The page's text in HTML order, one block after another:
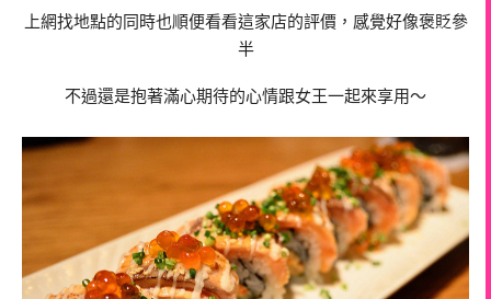
上網找地點的同時也順便看看這家店的評價，感覺好像褒貶參
半
不過還是抱著滿心期待的心情跟女王一起來享用～